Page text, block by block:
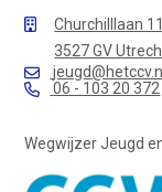
Churchilllaan
3527 GV
06 - 103 20 372
Wegwijzer Jeugd